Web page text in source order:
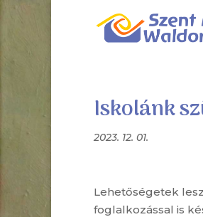
Iskolánk
2023. 12. 01.
Lehetőségetek
foglalkozással is